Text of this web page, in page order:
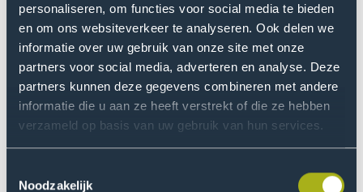
personaliseren, om functies voor social media te bieden
en om ons websiteverkeer te analyseren. Ook delen we
informatie over uw gebruik van onze site met onze
partners voor social media, adverteren en analyse. Deze
partners kunnen deze gegevens combineren met andere
informatie die u aan ze heeft verstrekt of die ze hebben
verzameld op basis van uw gebruik van hun services.
Noodzakelijk
Startjaar opleiding
Vooropleiding
Studievoortganggegevens (BSA, propedeuse
behaald, aantal studiepunten behaald)
Na koppeling van de bovenstaande gegevens wordt
jouw emailadres verwijderd uit het databestand en het
koppelbestand vernietigd. Dat gebeurt uiterlijk 6